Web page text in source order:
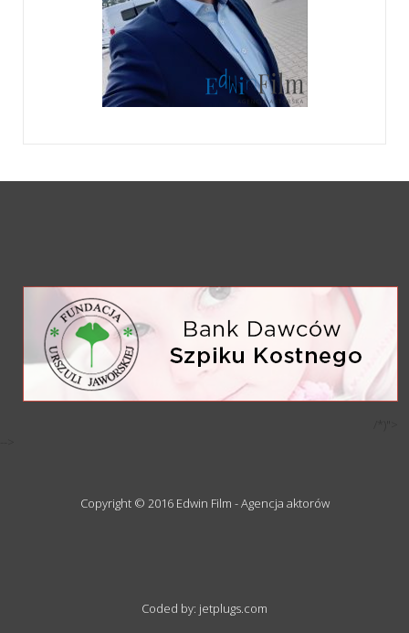
Copyright © 2016 Edwin Film - Agencja aktorów
Coded by: jetplugs.com